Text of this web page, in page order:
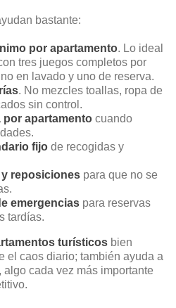
bastante:
por apartamento. Lo ideal
tres juegos completos por
en lavado y uno de reserva.
. No mezcles toallas, ropa de
sin control.
por apartamento cuando
fijo de recogidas y
reposiciones para que no se
emergencias para reservas
tardías.
turísticos bien
el caos diario; también ayuda a
cada vez más importante